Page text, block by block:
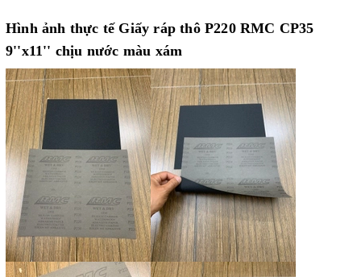
Hình ảnh thực tế Giấy ráp thô P220 RMC CP35
9''x11'' chịu nước màu xám